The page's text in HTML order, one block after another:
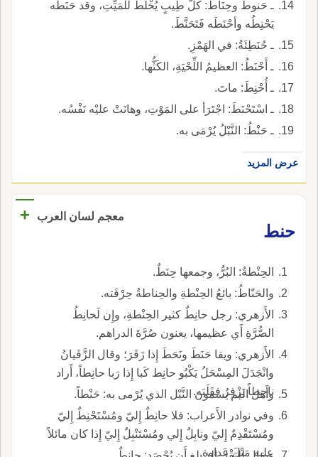
ـ حَنوطُ وحِنَاطُ: كلُّ طِيبٍ يُخْلَطُ للمَيِّتِ، وقد حَنَطَه
يَحْنِطُه وأحْنَطَه فَتَحَنَّطَ.
ـ حُنَطِئَةُ: في الهَمْزِ.
ـ أَحْنَطُ: العظيمُ اللِّحْيَةِ، الكَثُّها.
ـ أُحْنِطَ: ماتَ.
ـ اسْتَحْنَطَ: اجْتَرَأ على المَوْتِ، وهانَتْ عليْه نَفْسُه.
ـ حَنْطُ: النَّبْلُ يُرْمَى به.
عرض المزيد
معجم لسان العرب
+
حنط
الحِنْطةُ: البُرُّ، وجمعها حِنَطٌ.
والحَنّاطُ: بائعُ الحِنْطةِ والحِناطةُ حِرْفَته.
الأَزهري: رجل حانِطٌ كثير الحِنْطةِ، وإِن لَحانِطُ
الصُّرَّةِ أَي عظيمها، يعنون صُرَّةَ الدراهم.
الأَزهري: ويقا حَنَطَ ونَحَطَ إِذا زَفَرَ؛ وقال الزَّفَيانُ
وانْجَدَلَ المِسْحَلُ يَكْبُو حانِط كَبا إِذا رَبا حانِطاً، أَراد
ناحِطاً يَزْفِرُ فقَلَبَه.
وأَهل اليم يسمون النَّبْل الذي يُرْمى به: حَنْطاً.
وفي نوادر الأَعراب: فلا حانِطٌ إِليّ ومُسْتَحْنِطٌ إِليّ
ومُسْتَقْدِمٌ إِليّ ونابِلٌ إِلي ومُسْتَنْبِلٌ إِليّ إِذا كان مائلاً
عليه مَيْلَ عَداوةٍ.